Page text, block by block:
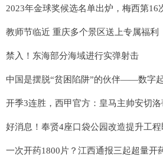
教师节临近 重庆多个景区送上专属福利
禁入！东海部分海域进行实弹射击
好消息！奉贤4座口袋公园改造提升工程
一次开药1800片？江西通报三起超量开